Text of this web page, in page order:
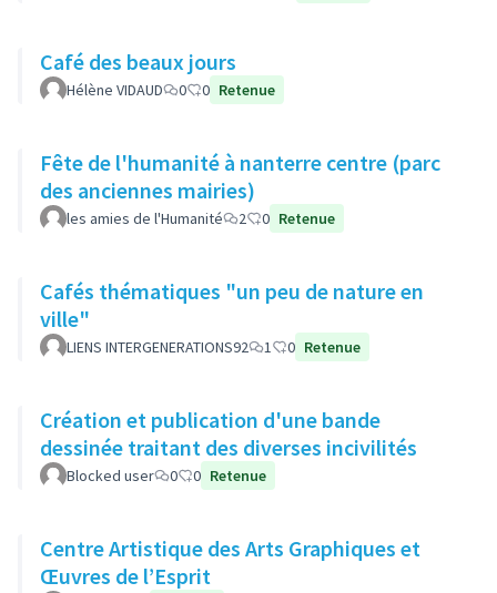
Café des beaux jours
Hélène VIDAUD 0 0 Retenue
Fête de l'humanité à nanterre centre (parc
des anciennes mairies)
les amies de l'Humanité 2 0 Retenue
Cafés thématiques "un peu de nature en
ville"
LIENS INTERGENERATIONS92 1 0 Retenue
Création et publication d'une bande
dessinée traitant des diverses incivilités
Blocked user 0 0 Retenue
Centre Artistique des Arts Graphiques et
Œuvres de l’Esprit